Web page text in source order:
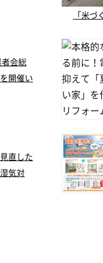
「米づ
者会総
開催い
直した
気対